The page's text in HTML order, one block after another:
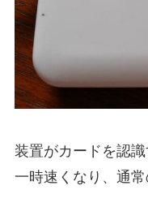
装置がカードを認
一時速くなり、通常